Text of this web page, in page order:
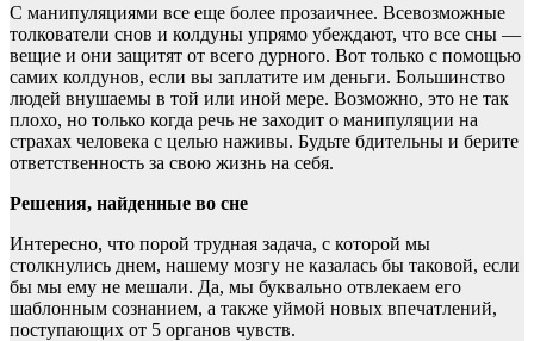
С манипуляциями все еще более прозаичнее. Всевозможные
толкователи снов и колдуны упрямо убеждают, что все сны —
вещие и они защитят от всего дурного. Вот только с помощью
самих колдунов, если вы заплатите им деньги. Большинство
людей внушаемы в той или иной мере. Возможно, это не так
плохо, но только когда речь не заходит о манипуляции на
страхах человека с целью наживы. Будьте бдительны и берите
ответственность за свою жизнь на себя.
Решения, найденные во сне
Интересно, что порой трудная задача, с которой мы
столкнулись днем, нашему мозгу не казалась бы таковой, если
бы мы ему не мешали. Да, мы буквально отвлекаем его
шаблонным сознанием, а также уймой новых впечатлений,
поступающих от 5 органов чувств.